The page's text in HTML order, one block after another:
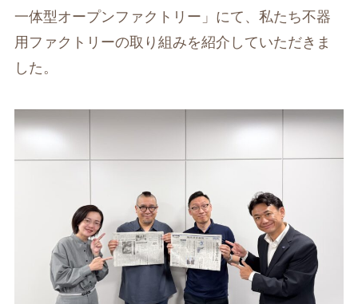
一体型オープンファクトリー」にて、私たち不器
用ファクトリーの取り組みを紹介していただきま
した。